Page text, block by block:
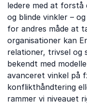
ledere med at
og blinde vinkler –
for andres måde at
organisationer kan
relationer, trivsel og
bekendt med
avanceret vinkel på
konflikthåndtering
rammer vi niveauet